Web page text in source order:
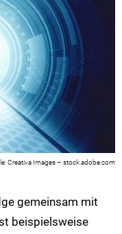
Creativa Images – stock.adobe.com
gemeinsam mit
beispielsweise